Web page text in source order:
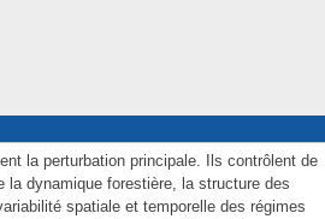
la perturbation principale. Ils contrôlent de
dynamique forestière, la structure des
spatiale et temporelle des régimes